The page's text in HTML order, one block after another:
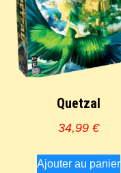
Quetzal
34,99€
Ajouter au panier